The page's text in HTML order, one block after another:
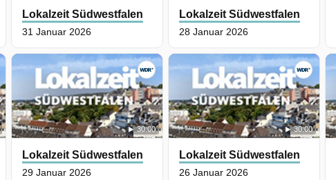
Lokalzeit Südwestfalen
31 Januar 2026
30:00
Lokalzeit Südwestfalen
29 Januar 2026
Lokalzeit Südwestfalen
28 Januar 2026
30:00
Lokalzeit Südwestfalen
26 Januar 2026